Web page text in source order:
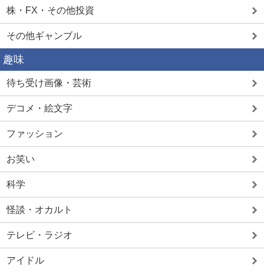
株・FX・その他投資
その他ギャンブル
趣味
待ち受け画像・芸術
デコメ・絵文字
ファッション
お笑い
科学
怪談・オカルト
テレビ・ラジオ
アイドル